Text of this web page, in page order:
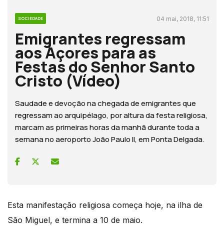
SOCIEDADE 04 mai, 2018, 11:51
Emigrantes regressam
aos Açores para as
Festas do Senhor Santo
Cristo (Vídeo)
Saudade e devoção na chegada de emigrantes que
regressam ao arquipélago, por altura da festa religiosa,
marcam as primeiras horas da manhã durante toda a
semana no aeroporto João Paulo II, em Ponta Delgada.
Esta manifestação religiosa começa hoje, na ilha de
São Miguel, e termina a 10 de maio.